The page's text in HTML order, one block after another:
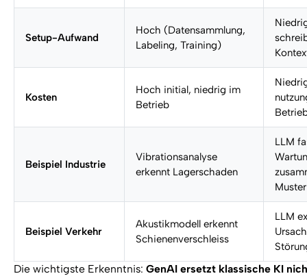
Setup-Aufwand
Hoch (Datensammlung,
Labeling, Training)
Kosten
Hoch initial, niedrig im
Betrieb
Beispiel Industrie
Vibrationsanalyse
erkennt Lagerschaden
LLM
Muster
Beispiel Verkehr
Akustikmodell erkennt
Schienenverschleiss
LLM
Die wichtigste Erkenntnis: GenAI ersetzt klassische KI